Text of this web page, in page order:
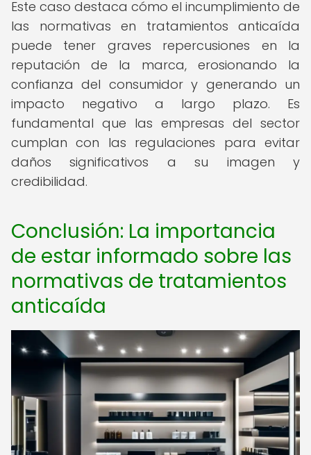
Este caso destaca cómo el incumplimiento de
las normativas en tratamientos anticaída
puede tener graves repercusiones en la
reputación de la marca, erosionando la
confianza del consumidor y generando un
impacto negativo a largo plazo. Es
fundamental que las empresas del sector
cumplan con las regulaciones para evitar
daños significativos a su imagen y
credibilidad.
Conclusión: La importancia
de estar informado sobre las
normativas de tratamientos
anticaída